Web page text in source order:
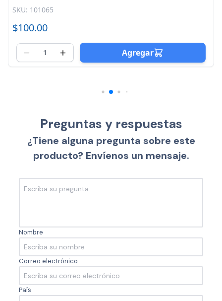
SKU: 101065
$100.00
Agregar
Preguntas y respuestas
¿Tiene alguna pregunta sobre este
producto? Envíenos un mensaje.
Nombre
Correo electrónico
País